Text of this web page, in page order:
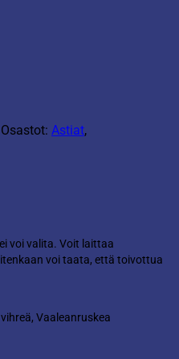
Osastot: Astiat,
voi valita. Voit laittaa
voi taata, että toivottua
Vaaleanruskea